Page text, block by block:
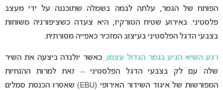
הפותח של הגמר, עלתה לבמה בשמלה שתוכננה על ידי מעצב
פלסטיני. באירוע שטיח הטורקיז, היא צעדה כשציפורניה משוחות
בצבעי הדגל הפלסטיני בעיצוב המזכיר כאפייה מסורתית.
רגע השיא הגיע בגמר הגדול עצמו, כאשר יולנדה ביצעה את השיר
שלה עם לק בצבעי הדגל הפלסטיני – זאת למרות ההנחיות
המפורשות של איגוד השידור האירופי (EBU) שאסרו הכנסת סמלים